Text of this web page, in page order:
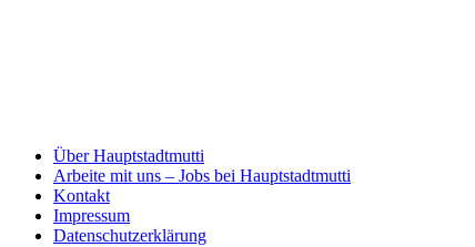
Über Hauptstadtmutti
Arbeite mit uns – Jobs bei Hauptstadtmutti
Kontakt
Impressum
Datenschutzerklärung